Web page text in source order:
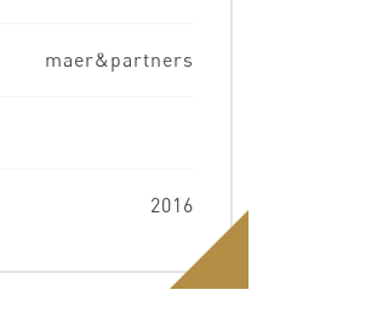
maer&partners
2016